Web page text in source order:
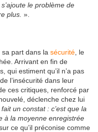
s’ajoute le problème de
plus. ».
sa part dans la sécurité , le
Arrivant en fin de
qui estiment qu’il n’a pas
l’insécurité dans leur
ces critiques, renforcé par
déclenche chez lui
fait un constat : c’est que la
à la moyenne enregistrée
ce qu’il préconise comme